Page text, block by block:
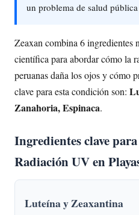
un problema de salud
Zeaxan combina 6 ingredientes
científica para abordar cómo la
peruanas daña los ojos y cómo
clave para esta condición son:
Zanahoria, Espinaca.
Ingredientes clave
Radiación UV en
Luteína y Zeaxantina